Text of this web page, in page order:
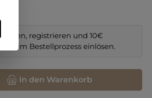
registrieren und 10€
im Bestellprozess einlösen.
Wert ein oder benutze die
In den Warenkorb